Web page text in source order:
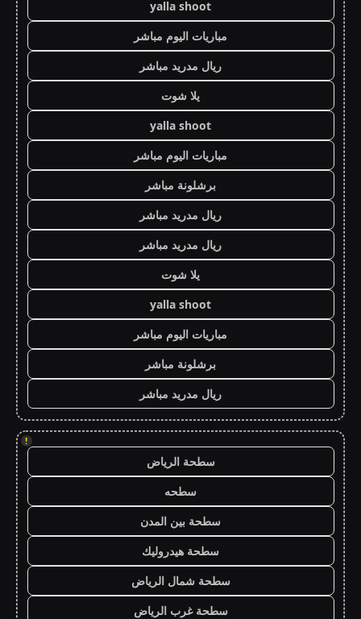
yalla shoot
مباريات اليوم مباشر
ريال مدريد مباشر
يلا شوت
yalla shoot
مباريات اليوم مباشر
برشلونة مباشر
ريال مدريد مباشر
ريال مدريد مباشر
يلا شوت
yalla shoot
مباريات اليوم مباشر
برشلونة مباشر
ريال مدريد مباشر
!
سطحة الرياض
سطحه
سطحة بين المدن
سطحة هيدروليك
سطحة شمال الرياض
سطحة غرب الرياض